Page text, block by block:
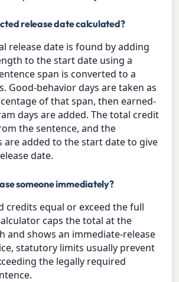
release date calculated?
release date is found by adding
to the start date using a
span is converted to a
Good-behavior days are taken as
of that span, then earned-
days are added. The total credit
the sentence, and the
are added to the start date to give
date.
someone immediately?
credits equal or exceed the full
caps the total at the
and shows an immediate-release
statutory limits usually prevent
the legally required